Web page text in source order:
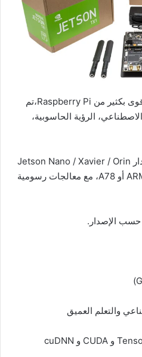
تُعتبر سلسلة NVIDIA Jetson أقوى بكثير من Raspberry Pi،تم
الرؤية الحاسوبية،
المواصفات التقنية (حسب الإصدار Jetson Nano / Xavier / Orin
Nano) المعالج: ARM Cortex-A57 أو A78، مع معالجات رسومية
والتعلم العميق